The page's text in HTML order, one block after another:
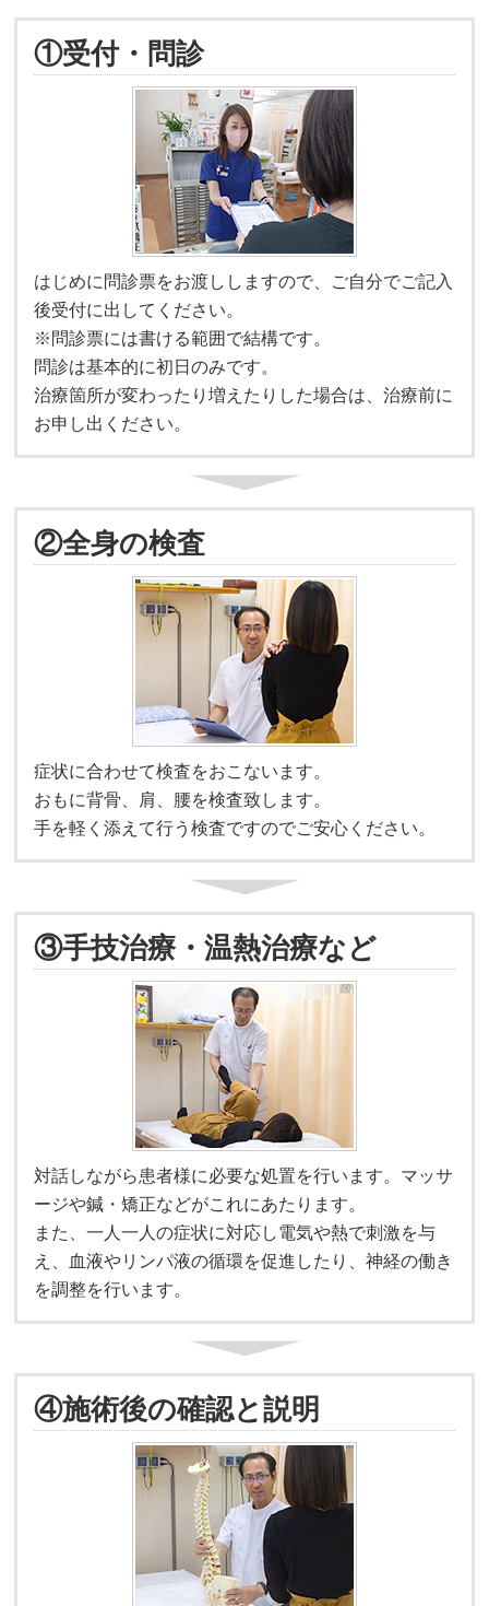
①受付・問診
はじめに問診票をお渡ししますので、ご自分でご記入
後受付に出してください。
※問診票には書ける範囲で結構です。
問診は基本的に初日のみです。
治療箇所が変わったり増えたりした場合は、治療前に
お申し出ください。
②全身の検査
症状に合わせて検査をおこないます。
おもに背骨、肩、腰を検査致します。
手を軽く添えて行う検査ですのでご安心ください。
③手技治療・温熱治療など
対話しながら患者様に必要な処置を行います。マッサ
ージや鍼・矯正などがこれにあたります。
また、一人一人の症状に対応し電気や熱で刺激を与
え、血液やリンパ液の循環を促進したり、神経の働き
を調整を行います。
④施術後の確認と説明